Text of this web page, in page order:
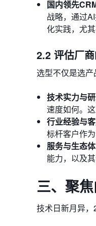
国内领先
战略，通过
化实践，尤
2.2 评估厂
选型不仅是选产
技术实力与
速度如何。
行业经验与
标杆客户作
服务与生态
能力，以及
三、聚
技术日新月异，